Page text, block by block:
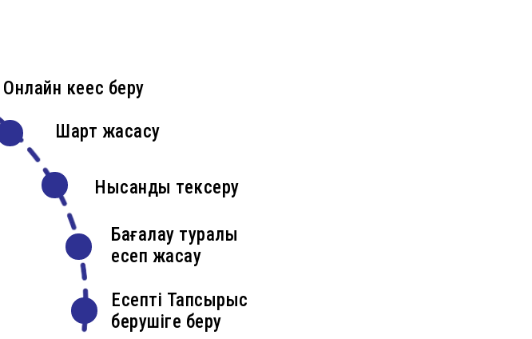
Есепті Тапсырыс
берушіге беру
Онлайн кеңес беру
Шарт жасасу
Нысанды тексеру
Бағалау туралы
есеп жасау